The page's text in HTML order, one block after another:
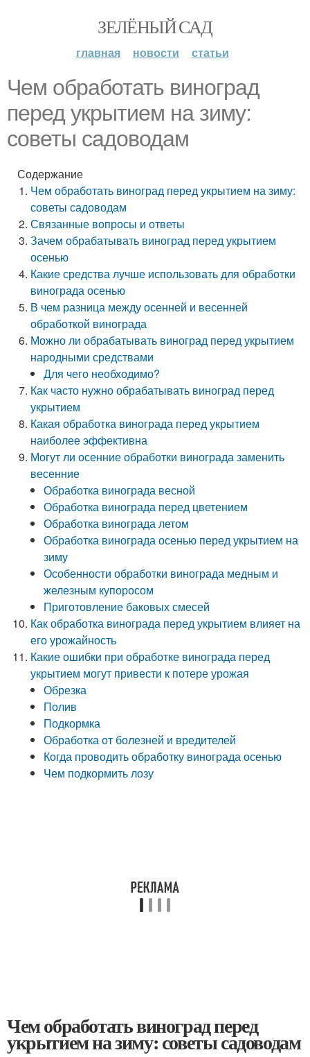
ЗЕЛЁНЫЙ САД
главная новости статьи
Чем обработать виноград
перед укрытием на зиму:
советы садоводам
Содержание
Чем обработать виноград перед укрытием на зиму:
советы садоводам
Связанные вопросы и ответы
Зачем обрабатывать виноград перед укрытием
осенью
Какие средства лучше использовать для обработки
винограда осенью
В чем разница между осенней и весенней
обработкой винограда
Можно ли обрабатывать виноград перед укрытием
народными средствами
Для чего необходимо?
Как часто нужно обрабатывать виноград перед
укрытием
Какая обработка винограда перед укрытием
наиболее эффективна
Могут ли осенние обработки винограда заменить
весенние
Обработка винограда весной
Обработка винограда перед цветением
Обработка винограда летом
Обработка винограда осенью перед укрытием на
зиму
Особенности обработки винограда медным и
железным купоросом
Приготовление баковых смесей
Как обработка винограда перед укрытием влияет на
его урожайность
Какие ошибки при обработке винограда перед
укрытием могут привести к потере урожая
Обрезка
Полив
Подкормка
Обработка от болезней и вредителей
Когда проводить обработку винограда осенью
Чем подкормить лозу
Чем обработать виноград перед
укрытием на зиму: советы садоводам